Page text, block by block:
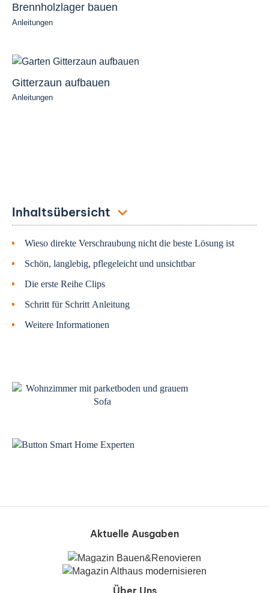
Brennholzlager bauen
Anleitungen
Gitterzaun aufbauen
Anleitungen
Inhaltsübersicht
Wieso direkte Verschraubung nicht die beste Lösung ist
Schön, langlebig, pflegeleicht und unsichtbar
Die erste Reihe Clips
Schritt für Schritt Anleitung
Weitere Informationen
Aktuelle Ausgaben
Über Uns